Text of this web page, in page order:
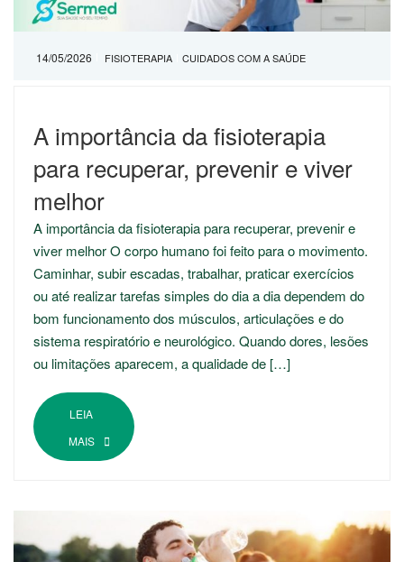
14/05/2026 FISIOTERAPIA CUIDADOS COM A SAÚDE
A importância da fisioterapia
para recuperar, prevenir e viver
melhor
A importância da fisioterapia para recuperar, prevenir e
viver melhor O corpo humano foi feito para o movimento.
Caminhar, subir escadas, trabalhar, praticar exercícios
ou até realizar tarefas simples do dia a dia dependem do
bom funcionamento dos músculos, articulações e do
sistema respiratório e neurológico. Quando dores, lesões
ou limitações aparecem, a qualidade de […]
LEIA
MAIS